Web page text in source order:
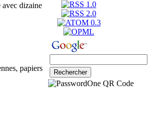
avec dizaine
papiers